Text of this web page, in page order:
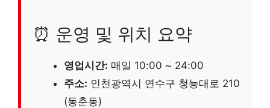
⏰ 운영 및 위치 요약
영업시간: 매일 10:00 ~ 24:00
주소: 인천광역시 연수구 청능대로 210
(동춘동)